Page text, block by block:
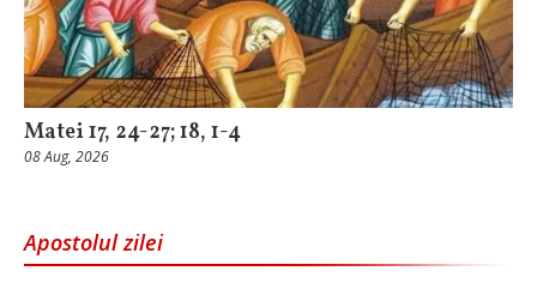
Matei 17, 24-27; 18, 1-4
08 Aug, 2026
Apostolul zilei